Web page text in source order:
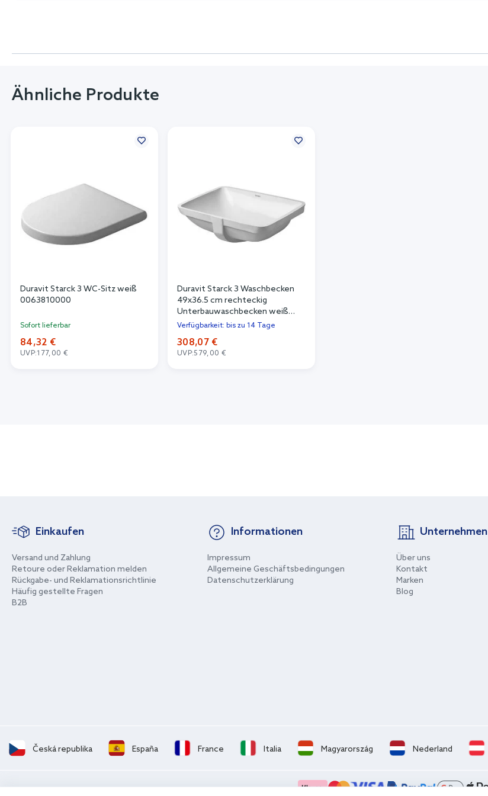
Ähnliche Produkte
Duravit Starck 3 WC-Sitz weiß
0063810000
Sofort lieferbar
84,32 €
UVP:177,00 €
Duravit Starck 3 Waschbecken
49x36.5 cm rechteckig
Unterbauwaschbecken weiß
glanz 0305490000
Verfügbarkeit: bis zu 14 Tage
308,07 €
UVP:579,00 €
Einkaufen
Versand und Zahlung
Retoure oder Reklamation melden
Rückgabe- und Reklamationsrichtlinie
Häufig gestellte Fragen
B2B
Informationen
Impressum
Allgemeine Geschäftsbedingungen
Datenschutzerklärung
Unternehmen
Über uns
Kontakt
Marken
Blog
Česká republika España France Italia Magyarország Nederland